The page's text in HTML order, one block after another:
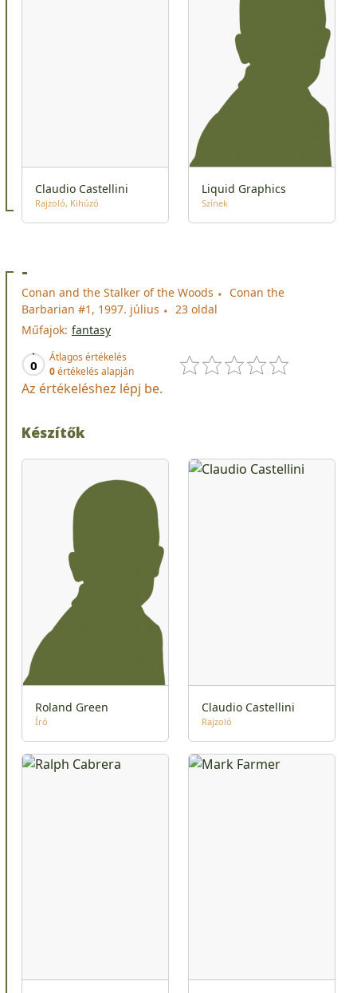
Claudio Castellini
Rajzoló Kihúzó
Liquid Graphics
Színek
-
Conan and the Stalker of the Woods
Conan the
Barbarian #1, 1997. július
23 oldal
Műfajok: fantasy
0
Átlagos értékelés
0értékelés alapján
Az értékeléshez lépj be.
Készítők
Roland Green
Író
Claudio Castellini
Rajzoló